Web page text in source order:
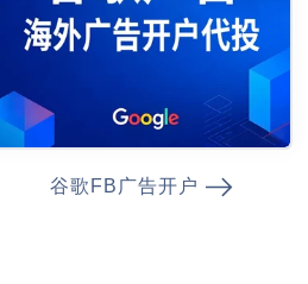
谷歌FB广告开户